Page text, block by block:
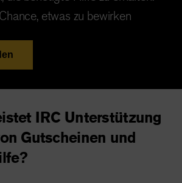
etwas zu bewirken
IRC Unterstützung
Gutscheinen und